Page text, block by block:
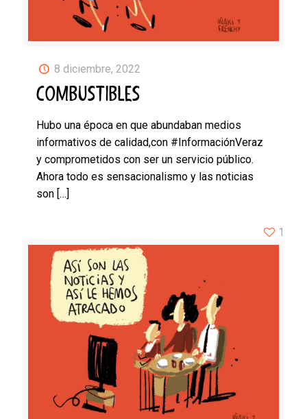
8 diciembre, 2022
COMBUSTIBLES
Hubo una época en que abundaban medios
informativos de calidad,con #InformaciónVeraz
y comprometidos con ser un servicio público.
Ahora todo es sensacionalismo y las noticias
son […]
1